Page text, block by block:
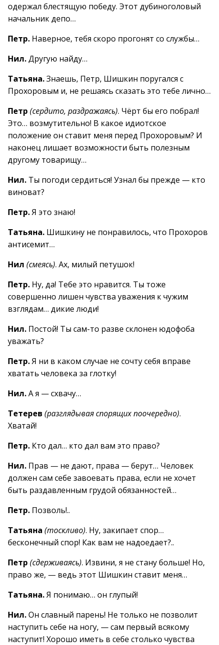
одержал блестящую победу. Этот дубиноголовый
начальник депо…
Петр. Наверное, тебя скоро прогонят со службы…
Нил.Другую найду…
Татьяна.Знаешь, Петр, Шишкин поругался с
Прохоровым и, не решаясь сказать это тебе лично…
Петр (сердито, раздражаясь). Чёрт бы его побрал!
Это… возмутительно! В какое идиотское
положение он ставит меня перед Прохоровым? И
наконец лишает возможности быть полезным
другому товарищу…
Нил. Ты погоди сердиться! Узнал бы прежде — кто
виноват?
Петр.Я это знаю!
Татьяна. Шишкину не понравилось, что Прохоров
антисемит…
Нил (смеясь). Ах, милый петушок!
Петр. Ну, да! Тебе это нравится. Ты тоже
совершенно лишен чувства уважения к чужим
взглядам… дикие люди!
Нил. Постой! Ты сам-то разве склонен юдофоба
уважать?
Петр.Я ни в каком случае не сочту себя вправе
хватать человека за глотку!
Нил.А я — схвачу…
Тетерев (разглядывая спорящих поочередно).
Хватай!
Петр. Кто дал… кто дал вам это право?
Нил. Прав — не дают, права — берут… Человек
должен сам себе завоевать права, если не хочет
быть раздавленным грудой обязанностей…
Петр. Позволь!..
Татьяна (тоскливо). Ну, закипает спор…
бесконечный спор! Как вам не надоедает?..
Петр (сдерживаясь). Извини, я не стану больше! Но,
право же, — ведь этот Шишкин ставит меня…
Татьяна.Я понимаю… он глупый!
Нил.Он славный парень! Не только не позволит
наступить себе на ногу, — сам первый всякому
наступит! Хорошо иметь в себе столько чувства